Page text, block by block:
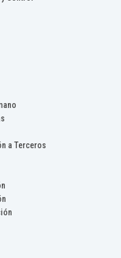
a Terceros